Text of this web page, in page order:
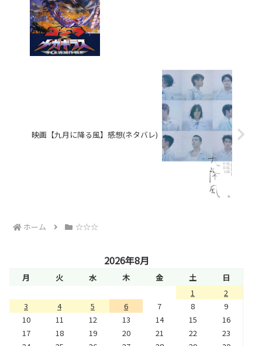
映画【九月に降る風】感想(ネタバレ)
ホーム ☆☆☆
2026年8月
月 火 水 木 金 土
日
1
2
3
4 5 6 7 8
9
10
11 12 13 14 15
16
17
18 19 20 21 22
23